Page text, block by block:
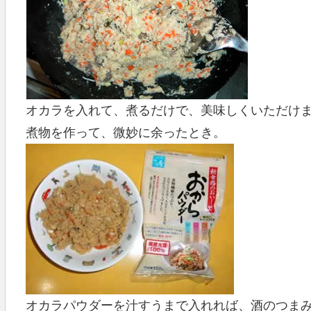
オカラを入れて、煮るだけで、美味しくいただけま
煮物を作って、微妙に余ったとき。
オカラパウダーを汁すうまで入れれば、酒のつま